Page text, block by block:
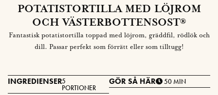
POTATISTORTILLA MED LÖJROM
OCH VÄSTERBOTTENSOST®
Fantastisk potatistortilla toppad med löjrom, gräddfil, rödlök och
dill. Passar perfekt som förrätt eller som tilltugg!
INGREDIENSER5
PORTIONER
GÖR SÅ HÄR 50 MIN